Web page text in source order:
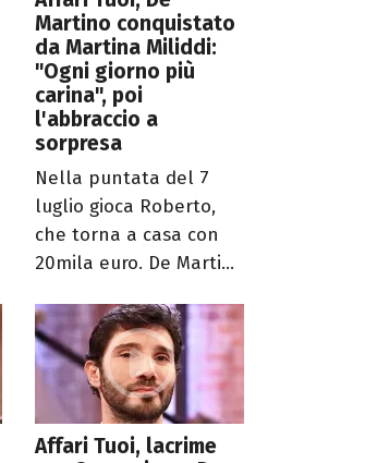
Martino conquistato
da Martina Miliddi:
"Ogni giorno più
carina", poi
l'abbraccio a
sorpresa
Nella puntata del 7
luglio gioca Roberto,
che torna a casa con
20mila euro. De Marti...
Affari Tuoi, lacrime